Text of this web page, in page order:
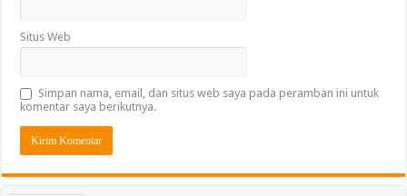
Situs Web
Simpan nama, email, dan situs web saya pada peramban ini untuk
komentar saya berikutnya.